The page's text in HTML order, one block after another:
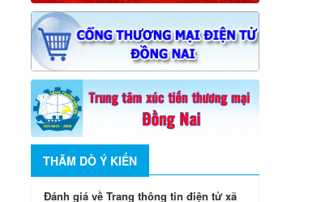
THĂM DÒ Ý KIẾN
Đánh giá về Trang thông tin điện tử xã